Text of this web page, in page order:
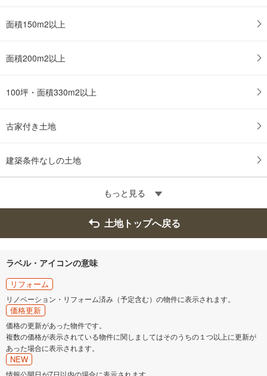
面積150m2以上
面積200m2以上
100坪・面積330m2以上
古家付き土地
建築条件なしの土地
もっと見る
土地トップへ戻る
ラベル・アイコンの意味
リフォーム
リノベーション・リフォーム済み（予定含む）の物件に表示されます。
価格更新
価格の更新があった物件です。
複数の価格が表示されている物件に関しましてはそのうちの１つ以上に更新が
あった場合に表示されます。
NEW
情報公開日が7日以内の場合に表示されます。